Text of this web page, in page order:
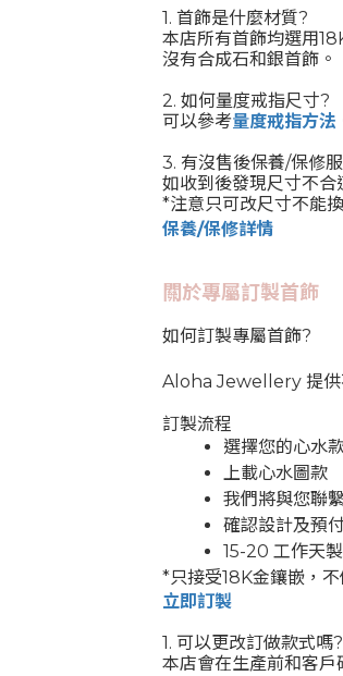
1. 首飾是什麼材質?
本店所有首飾均選用
沒有合成石和銀首飾。
2. 如何量度戒指尺寸?
可以參考量度戒指方法
3. 有沒售後保養/保修
如收到後發現尺寸不合
*注意只可改尺寸不能
保養/保修詳情
關於專屬訂製首飾
如何訂製專屬首飾?
Aloha Jewellery 提
訂製流程
選擇您的心水
上載心水圖款
我們將與您聯
確認設計及預
15-20 工作天
*只接受18K金鑲嵌，
立即訂製
1. 可以更改訂做款式嗎?
本店會在生產前和客戶